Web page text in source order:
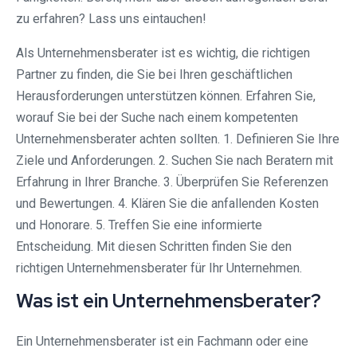
zu erfahren? Lass uns eintauchen!
Als Unternehmensberater ist es wichtig, die richtigen
Partner zu finden, die Sie bei Ihren geschäftlichen
Herausforderungen unterstützen können. Erfahren Sie,
worauf Sie bei der Suche nach einem kompetenten
Unternehmensberater achten sollten. 1. Definieren Sie Ihre
Ziele und Anforderungen. 2. Suchen Sie nach Beratern mit
Erfahrung in Ihrer Branche. 3. Überprüfen Sie Referenzen
und Bewertungen. 4. Klären Sie die anfallenden Kosten
und Honorare. 5. Treffen Sie eine informierte
Entscheidung. Mit diesen Schritten finden Sie den
richtigen Unternehmensberater für Ihr Unternehmen.
Was ist ein Unternehmensberater?
Ein Unternehmensberater ist ein Fachmann oder eine